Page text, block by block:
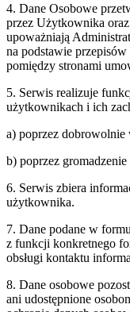
4. Dane Osobowe
przez Użytkownika
upoważniają
na podstawie
pomiędzy stronami
5. Serwis realizuje
użytkownikach i ich
a) poprzez
b) poprzez
6. Serwis zbiera
użytkownika.
7. Dane podane w
z funkcji konkretnego
obsługi kontaktu
8. Dane osobowe
ani udostępnione